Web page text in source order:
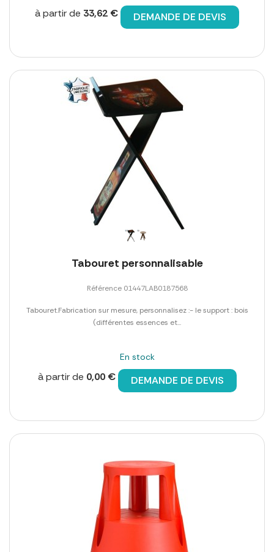
à partir de 33,62 € DEMANDE DE DEVIS
Tabouret personnalisable
Référence 01447LAB0187568
Tabouret.Fabrication sur mesure, personnalisez :- le support : bois
(différentes essences et...
En stock
à partir de 0,00 € DEMANDE DE DEVIS